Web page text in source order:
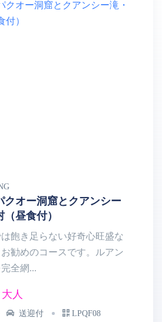
クオー洞窟とクアンシー
昼食付）
飽き足らない好奇心旺盛な
勧めのコースです。ルアン
全網...
人
送迎付 LPQF08